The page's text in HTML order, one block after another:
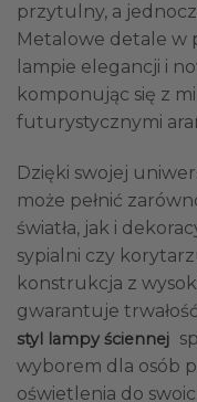
przytulny, a
Metalowe detale w
lampie elegancji i
komponując się z
futurystycznymi
Dzięki swojej
może pełnić
światła, jak i
sypialni czy
konstrukcja z
gwarantuje
styl lampy ściennej
wyborem dla osób
oświetlenia do